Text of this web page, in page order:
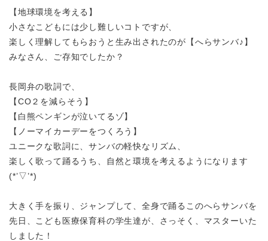
【地球環境を考える】
小さなこどもには少し難しいコトですが、
楽しく理解してもらおうと生み出されたのが【へらサンバ♪】
みなさん、ご存知でしたか？
長岡弁の歌詞で、
【CO２ を減らそう】
【白熊ペンギンが泣いてるゾ】
【ノーマイカーデーをつくろう】
ユニークな歌詞に、サンバの軽快なリズム、
楽しく歌って踊るうち、自然と環境を考えるようになります
(*’▽’*)
大きく手を振り、ジャンプして、全身で踊るこのへらサンバを
先日、こども医療保育科の学生達が、さっそく、マスターいた
しました！